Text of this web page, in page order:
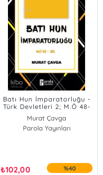
Batı Hun İmparatorluğu -
Türk Devletleri 2; M.Ö 48-
216
Murat Çavga
Parola Yayınları
₺102,00 %40